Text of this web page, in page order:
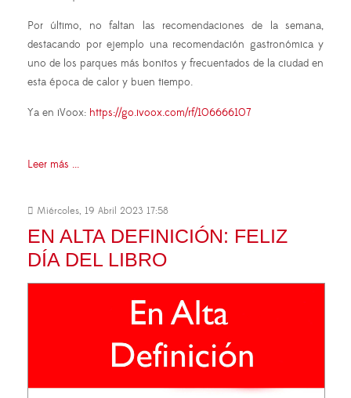
Por último, no faltan las recomendaciones de la semana,
destacando por ejemplo una recomendación gastronómica y
uno de los parques más bonitos y frecuentados de la ciudad en
esta época de calor y buen tiempo.
Ya en iVoox: https://go.ivoox.com/rf/106666107
Leer más ...
Miércoles, 19 Abril 2023 17:58
EN ALTA DEFINICIÓN: FELIZ
DÍA DEL LIBRO